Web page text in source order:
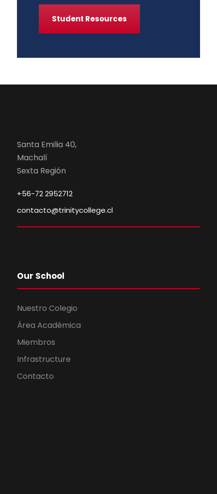
Student Resources
Santa Emilia 40,
Machalí
Sexta Región
+56-72 2952712
contacto@trinitycollege.cl
Our School
Nuestro Colegio
Área Académica
Miembros
Infrastructure
Contacto